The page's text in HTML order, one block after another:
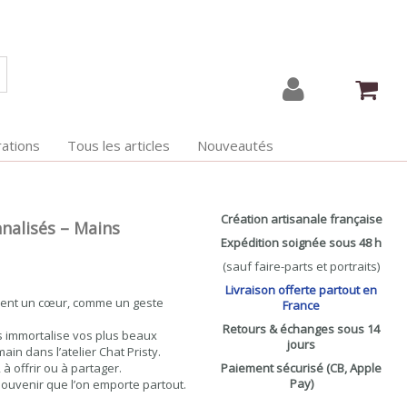
Tous les articles Nouveautés
– Mains
un cœur, comme un geste
immortalise vos plus beaux
dans l’atelier Chat Pristy.
à offrir ou à partager.
que l’on emporte partout.
Création artisanale française
Expédition soignée sous 48 h
(sauf faire-parts et portraits)
Livraison offerte partout en
France
Retours & échanges sous 14
jours
Paiement sécurisé (CB, Apple
Pay)